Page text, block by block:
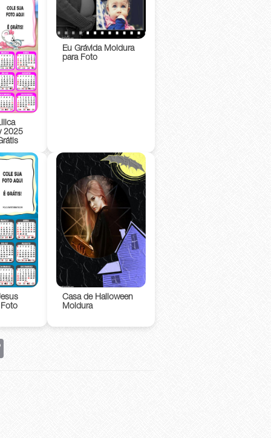
2025
Eu Grávida Moldura
para Foto
Casa de Halloween
Moldura
Copy